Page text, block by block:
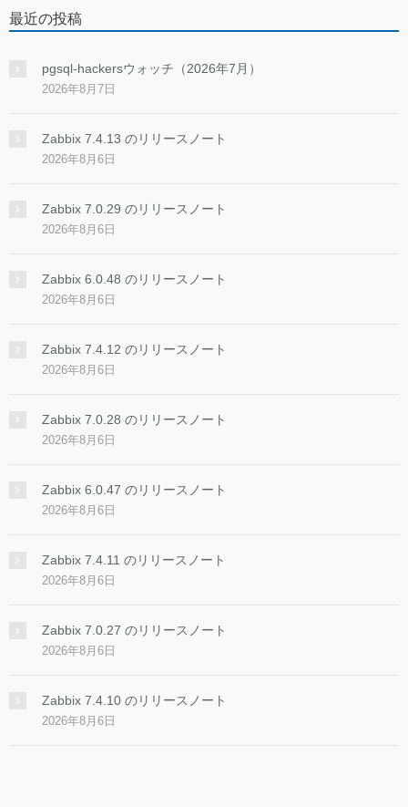
最近の投稿
pgsql-hackersウォッチ（2026年7月）
2026年8月7日
Zabbix 7.4.13 のリリースノート
2026年8月6日
Zabbix 7.0.29 のリリースノート
2026年8月6日
Zabbix 6.0.48 のリリースノート
2026年8月6日
Zabbix 7.4.12 のリリースノート
2026年8月6日
Zabbix 7.0.28 のリリースノート
2026年8月6日
Zabbix 6.0.47 のリリースノート
2026年8月6日
Zabbix 7.4.11 のリリースノート
2026年8月6日
Zabbix 7.0.27 のリリースノート
2026年8月6日
Zabbix 7.4.10 のリリースノート
2026年8月6日